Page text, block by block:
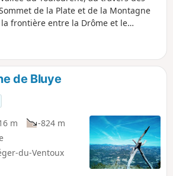
de la Plate et de la Montagne
frontière entre la Drôme et le
sur Buis-les Baronnies, le Rocher
Provençale.
de Bluye
m
-824 m
du-Ventoux